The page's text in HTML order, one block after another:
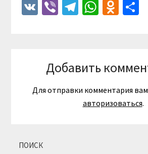
VKViberTelegram
Добавить
Для отправки комментария
авторизоваться.
ПОИСК